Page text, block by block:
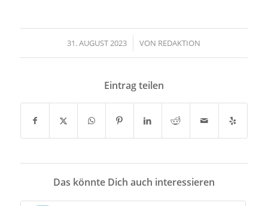
31. AUGUST 2023
/ VON REDAKTION
Eintrag teilen
Das könnte Dich auch interessieren